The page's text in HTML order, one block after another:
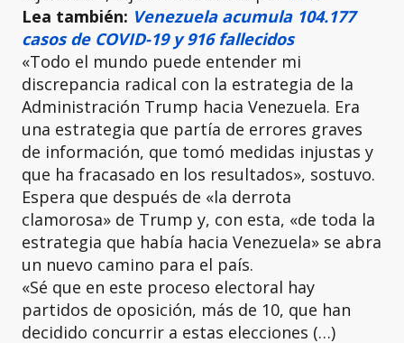
Lea también: Venezuela acumula 104.177
casos de COVID-19 y 916 fallecidos
«Todo el mundo puede entender mi
discrepancia radical con la estrategia de la
Administración Trump hacia Venezuela. Era
una estrategia que partía de errores graves
de información, que tomó medidas injustas y
que ha fracasado en los resultados», sostuvo.
Espera que después de «la derrota
clamorosa» de Trump y, con esta, «de toda la
estrategia que había hacia Venezuela» se abra
un nuevo camino para el país.
«Sé que en este proceso electoral hay
partidos de oposición, más de 10, que han
decidido concurrir a estas elecciones (…)